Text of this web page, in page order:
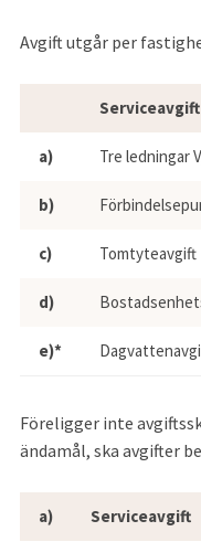
Avgift utgår per
Avgift utgår
Serviceavgift
a) Tre ledningar
b)
c) Tomtyteavgift
d)
e)*
Föreligger inte
ändamål, ska avgifter
Avgifter VA
a) Serviceavgift